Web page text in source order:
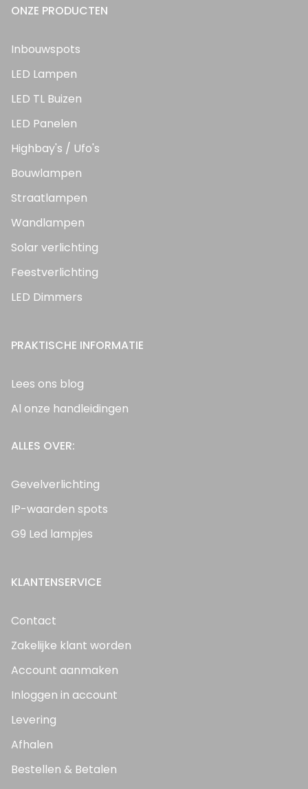
ONZE PRODUCTEN
Inbouwspots
LED Lampen
LED TL Buizen
LED Panelen
Highbay's / Ufo's
Bouwlampen
Straatlampen
Wandlampen
Solar verlichting
Feestverlichting
LED Dimmers
PRAKTISCHE INFORMATIE
Lees ons blog
Al onze handleidingen
ALLES OVER:
Gevelverlichting
IP-waarden spots
G9 Led lampjes
KLANTENSERVICE
Contact
Zakelijke klant worden
Account aanmaken
Inloggen in account
Levering
Afhalen
Bestellen & Betalen